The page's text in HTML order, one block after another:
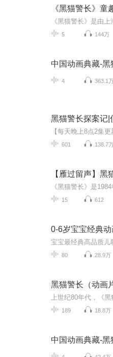
《黑猫警长》童
5 144万
中国动画典藏-黑
4 363.1
黑猫警长探案记|
601 138.7
【雁过留声】黑
15 612
0-6岁宝宝经典
宝宝最经典高品质儿
80 28.9万
黑猫警长（动画
189 18.8万
中国动画典藏-